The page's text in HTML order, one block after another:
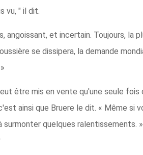
vu, " il dit.
et incertain. Toujours, la
se dissipera, la demande
être mis en vente qu'une seule fois
ainsi que Bruere le dit. « Même si
surmonter quelques ralentissements. »